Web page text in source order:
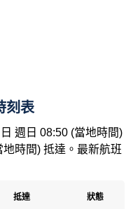
刻表
週日 08:50 (當地時間)
時間) 抵達。最新航班
抵達 狀態